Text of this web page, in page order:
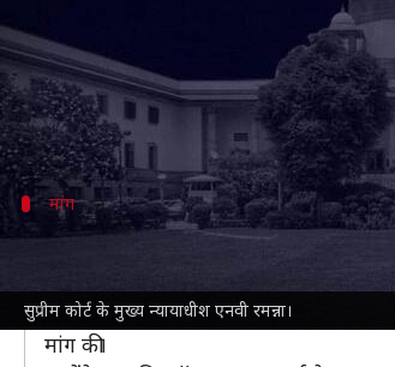
सुप्रीम कोर्ट के मुख्य न्यायाधीश एनवी रमन्ना।
देश में
की तीसरी लहर
इसी बीचसुप्रीम कोर्ट
में भी शारीरिक
इसको लेकर सुप्रीम कोर्ट के मुख्य
मांग
सुप्रीम कोर्ट बार एसोसिएशन
की कोर्ट में
उस दौरान पेश हुए सुप्रीम कोर्ट बार
मांग की।